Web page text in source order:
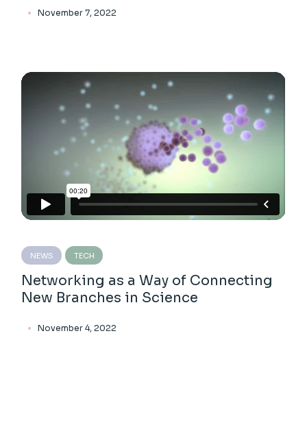
November 7, 2022
NEWS TECH
Networking as a Way of Connecting
New Branches in Science
November 4, 2022